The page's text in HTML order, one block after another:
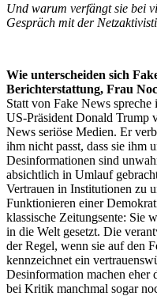
Und warum verfängt sie bei
Gespräch mit der
Wie unterscheiden sich
Berichterstattung, Frau
Statt von Fake News
US-Präsident Donald Trump
News seriöse Medien. Er
ihm nicht passt, dass sie ihm
Desinformationen sind
absichtlich in Umlauf
Vertrauen in Institutionen zu
Funktionieren einer
klassische Zeitungsente: Sie
in die Welt gesetzt. Die
der Regel, wenn sie auf den
kennzeichnet ein
Desinformation machen eher
bei Kritik manchmal sogar